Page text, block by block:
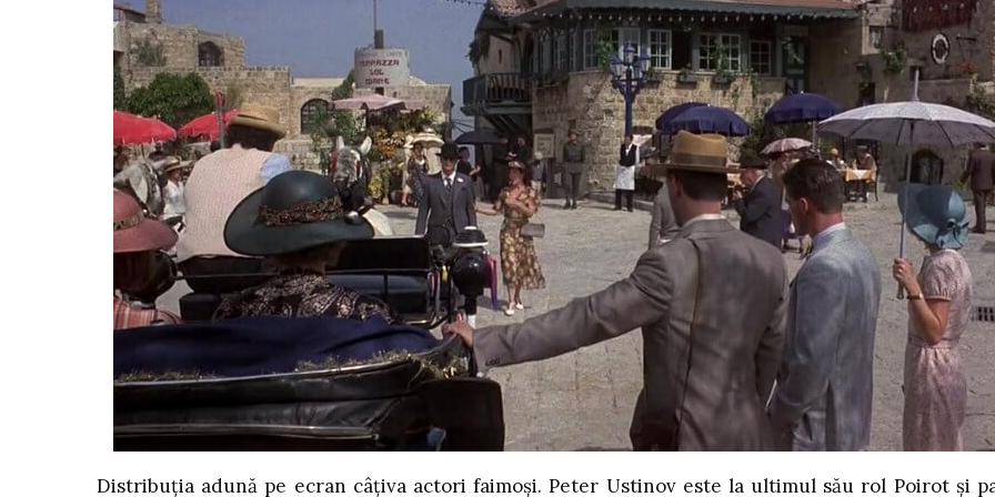
Distribuția adună pe ecran câțiva actori faimoși. Peter Ustinov este la ultimul său rol Poirot și